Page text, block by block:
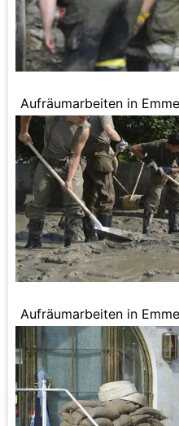
Aufräumarbeiten in
Aufräumarbeiten in